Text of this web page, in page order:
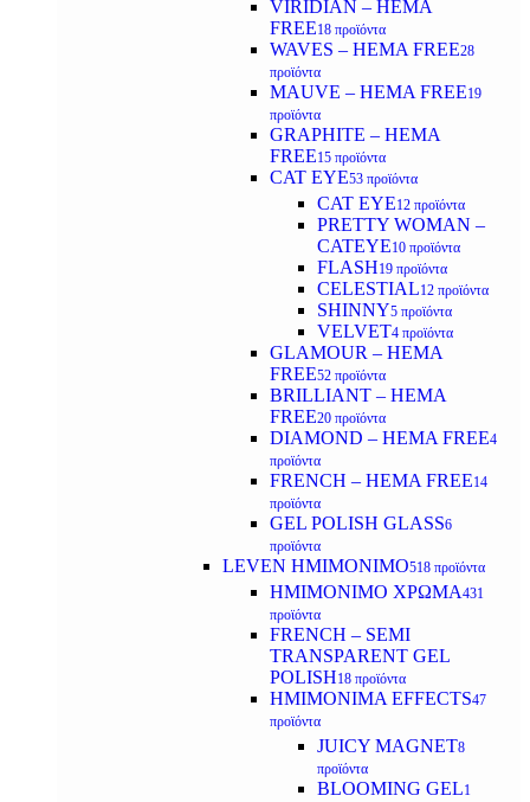
VIRIDIAN – HEMA
FREE18 προϊόντα
WAVES – HEMA FREE28
προϊόντα
MAUVE – HEMA FREE19
προϊόντα
GRAPHITE – HEMA
FREE15 προϊόντα
CAT EYE53 προϊόντα
CAT EYE12 προϊόντα
PRETTY WOMAN –
CATEYE10 προϊόντα
FLASH19 προϊόντα
CELESTIAL12 προϊόντα
SHINNY5 προϊόντα
VELVET4 προϊόντα
GLAMOUR – HEMA
FREE52 προϊόντα
BRILLIANT – HEMA
FREE20 προϊόντα
DIAMOND – HEMA FREE4
προϊόντα
FRENCH – HEMA FREE14
προϊόντα
GEL POLISH GLASS6
προϊόντα
LEVEN ΗΜΙΜΟΝΙΜΟ518 προϊόντα
ΗΜΙΜΟΝΙΜΟ ΧΡΩΜΑ431
προϊόντα
FRENCH – SEMI
TRANSPARENT GEL
POLISH18 προϊόντα
HMIMONIMA EFFECTS47
προϊόντα
JUICY MAGNET8
προϊόντα
BLOOMING GEL1